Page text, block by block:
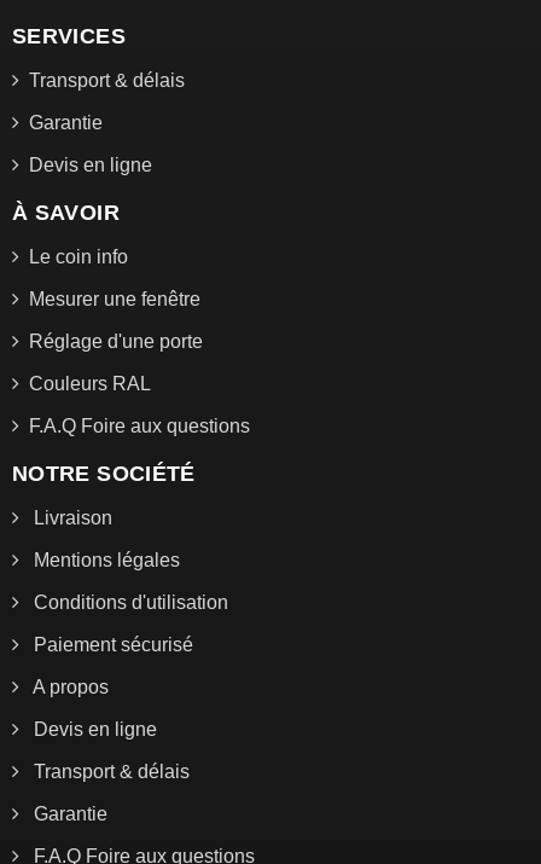
SERVICES
Transport & délais
Garantie
Devis en ligne
À SAVOIR
Le coin info
Mesurer une fenêtre
Réglage d'une porte
Couleurs RAL
F.A.Q Foire aux questions
NOTRE SOCIÉTÉ
Livraison
Mentions légales
Conditions d'utilisation
Paiement sécurisé
A propos
Devis en ligne
Transport & délais
Garantie
F.A.Q Foire aux questions